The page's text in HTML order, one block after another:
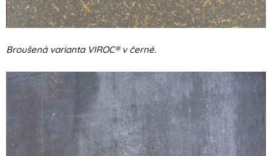
Broušená varianta VIROC® v černé.